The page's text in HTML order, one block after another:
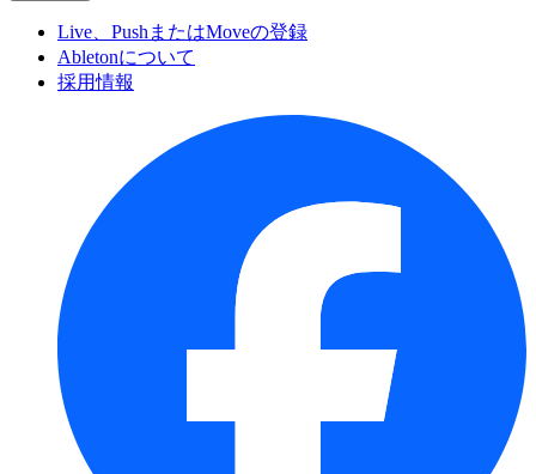
Live、PushまたはMoveの登録
Abletonについて
採用情報